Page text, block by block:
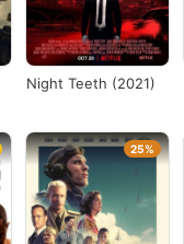
Night Teeth (2021)
25%